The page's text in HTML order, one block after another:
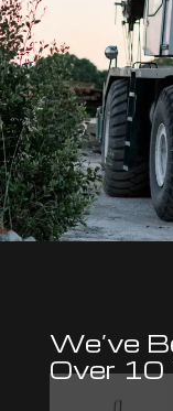
We’ve
Over 10